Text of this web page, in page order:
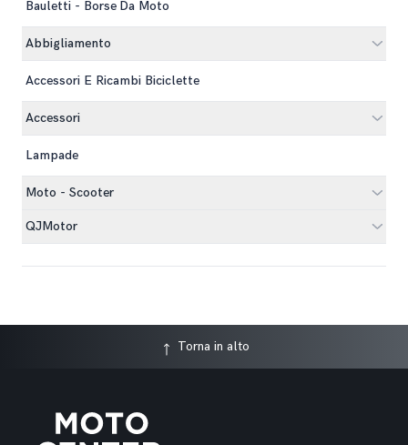
Bauletti - Borse Da Moto
Abbigliamento
Accessori E Ricambi Biciclette
Accessori
Lampade
Moto - Scooter
QJMotor
Torna in alto